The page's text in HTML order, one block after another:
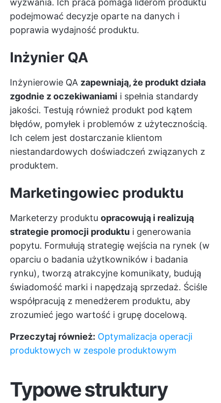
wyzwania. Ich praca pomaga liderom produktu
podejmować decyzje oparte na danych i
poprawia wydajność produktu.
Inżynier QA
Inżynierowie QA zapewniają, że produkt działa
zgodnie z oczekiwaniami i spełnia standardy
jakości. Testują również produkt pod kątem
błędów, pomyłek i problemów z użytecznością.
Ich celem jest dostarczanie klientom
niestandardowych doświadczeń związanych z
produktem.
Marketingowiec produktu
Marketerzy produktu opracowują i realizują
strategie promocji produktu i generowania
popytu. Formułują strategię wejścia na rynek (w
oparciu o badania użytkowników i badania
rynku), tworzą atrakcyjne komunikaty, budują
świadomość marki i napędzają sprzedaż. Ściśle
współpracują z menedżerem produktu, aby
zrozumieć jego wartość i grupę docelową.
Przeczytaj również: Optymalizacja operacji
produktowych w zespole produktowym
Typowe struktury